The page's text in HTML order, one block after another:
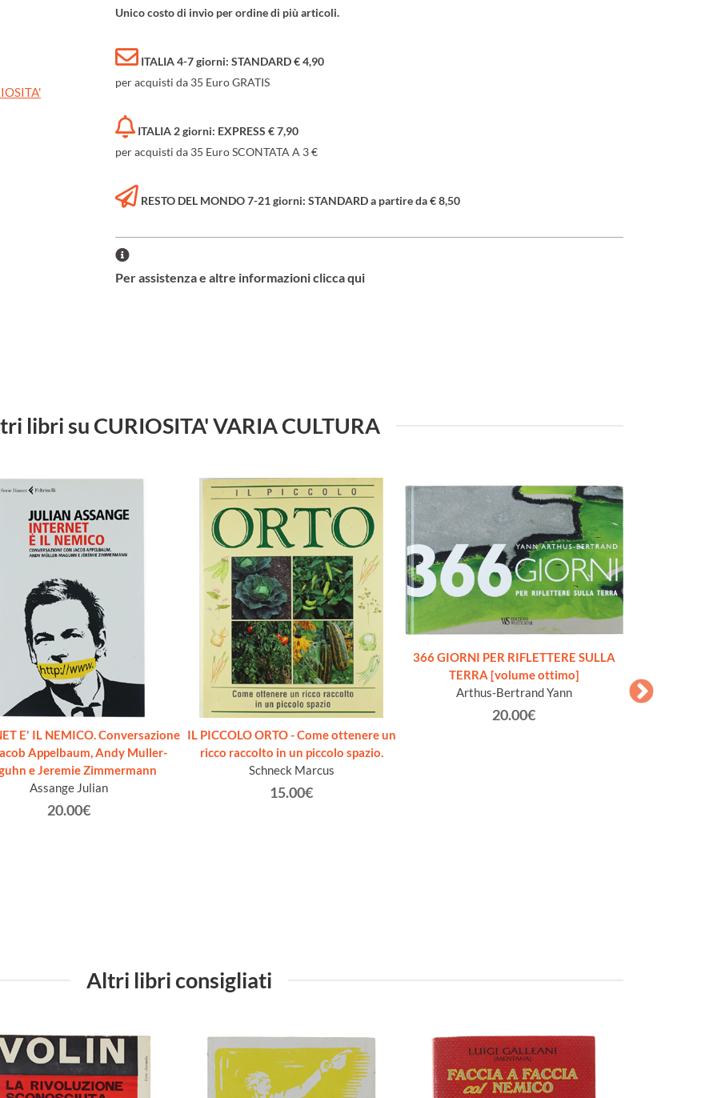
Unico costo di invio per ordine di più articoli.
ITALIA 4-7 giorni: STANDARD € 4,90
per acquisti da 35 Euro GRATIS
ITALIA 2 giorni: EXPRESS € 7,90
per acquisti da 35 Euro SCONTATA A 3 €
RESTO DEL MONDO 7-21 giorni: STANDARD a partire da € 8,50
Per assistenza e altre informazioni clicca qui
libri su CURIOSITA' VARIA CULTURA
E' IL NEMICO. Conversazione
Appelbaum, Andy Muller-
e Jeremie Zimmermann
Assange Julian
20.00€
IL PICCOLO ORTO - Come ottenere un
ricco raccolto in un piccolo spazio.
Schneck Marcus
15.00€
366 GIORNI PER RIFLETTERE SULLA
TERRA [volume ottimo]
Arthus-Bertrand Yann
20.00€
Altri libri consigliati